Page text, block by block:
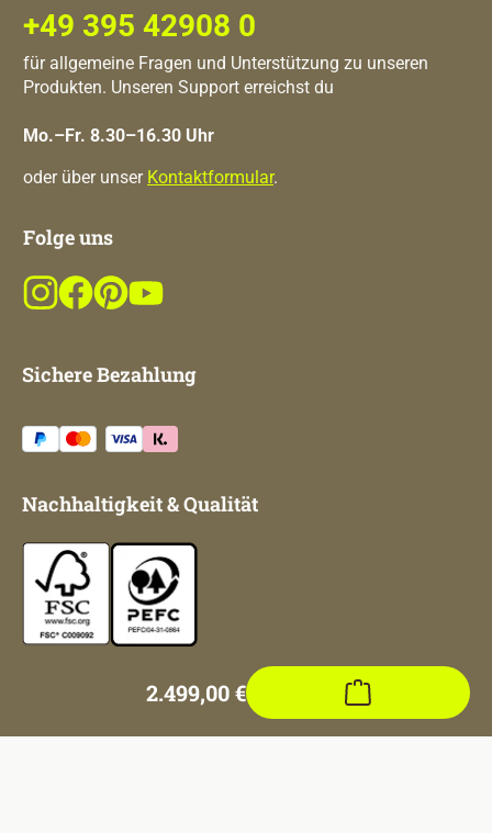
Regulärer Preis:
2.499,00 €
+49 395 42908 0
für allgemeine Fragen und Unterstützung zu unseren
Produkten. Unseren Support erreichst du
Mo.–Fr. 8.30–16.30 Uhr
oder über unser Kontaktformular.
Folge uns
Sichere Bezahlung
Nachhaltigkeit & Qualität